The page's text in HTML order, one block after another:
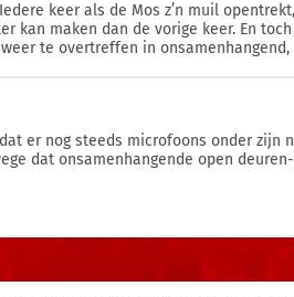
keer als de Mos z’n muil
kan maken dan de vorige keer. En
te overtreffen in
er nog steeds microfoons onder zijn
dat onsamenhangende open